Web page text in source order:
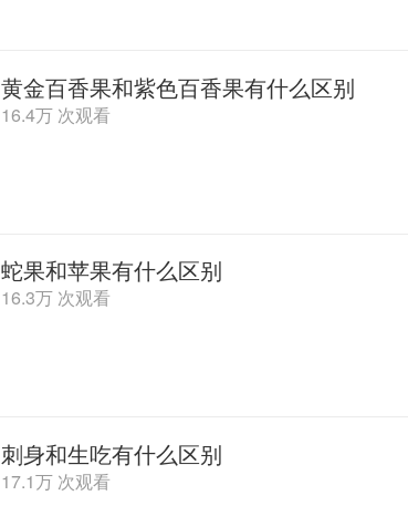
黄金百香果和紫色百香果有什么区别
16.4万 次观看
蛇果和苹果有什么区别
16.3万 次观看
刺身和生吃有什么区别
17.1万 次观看